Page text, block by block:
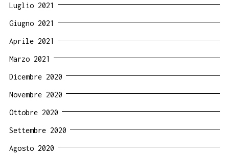
Luglio 2021
Giugno 2021
Aprile 2021
Marzo 2021
Dicembre 2020
Novembre 2020
Ottobre 2020
Settembre 2020
Agosto 2020